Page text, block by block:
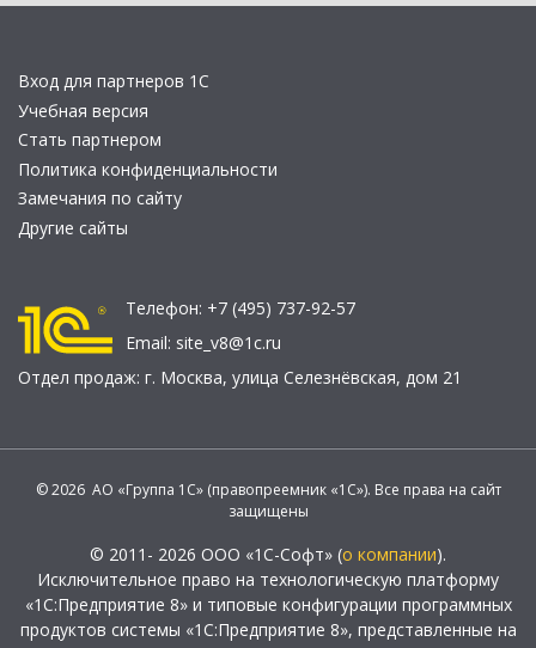
Вход для партнеров 1С
Учебная версия
Стать партнером
Политика конфиденциальности
Замечания по сайту
Другие сайты
Телефон: +7 (495) 737-92-57
Email: site_v8@1c.ru
Отдел продаж: г. Москва, улица Селезнёвская, дом 21
© 2026 АО «Группа 1С» (правопреемник «1С»). Все права на сайт
защищены
© 2011- 2026 ООО «1С-Софт» (о компании).
Исключительное право на технологическую платформу
«1С:Предприятие 8» и типовые конфигурации программных
продуктов системы «1С:Предприятие 8», представленные на